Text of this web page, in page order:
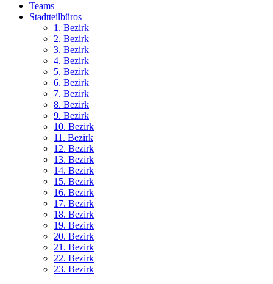
Teams
Stadtteilbüros
1. Bezirk
2. Bezirk
3. Bezirk
4. Bezirk
5. Bezirk
6. Bezirk
7. Bezirk
8. Bezirk
9. Bezirk
10. Bezirk
11. Bezirk
12. Bezirk
13. Bezirk
14. Bezirk
15. Bezirk
16. Bezirk
17. Bezirk
18. Bezirk
19. Bezirk
20. Bezirk
21. Bezirk
22. Bezirk
23. Bezirk